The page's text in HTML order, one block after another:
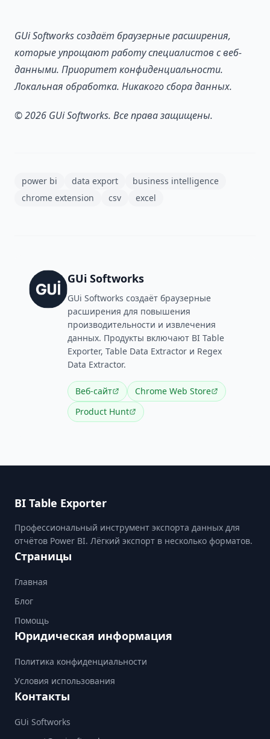
GUi Softworks создаёт браузерные расширения,
которые упрощают работу специалистов с веб-
данными. Приоритет конфиденциальности.
Локальная обработка. Никакого сбора данных.
© 2026 GUi Softworks. Все права защищены.
power bi data export
business intelligence
chrome extension
csv excel
GUi Softworks
GUi Softworks создаёт браузерные
расширения для повышения
производительности и извлечения
данных. Продукты включают BI Table
Exporter, Table Data Extractor и Regex
Data Extractor.
Веб-сайт
Chrome Web Store
Product Hunt
BI Table Exporter
Профессиональный инструмент экспорта данных для
отчётов Power BI. Лёгкий экспорт в несколько форматов.
Страницы
Главная
Блог
Помощь
Юридическая информация
Политика конфиденциальности
Условия использования
Контакты
GUi Softworks